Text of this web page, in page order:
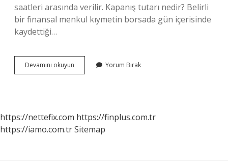
saatleri arasında verilir. Kapanış tutarı nedir? Belirli
bir finansal menkul kıymetin borsada gün içerisinde
kaydettiği…
Devamını okuyun Kapanış
Seansı
Yorum Bırak
https://nettefix.com https://finplus.com.tr
https://iamo.com.trSitemap